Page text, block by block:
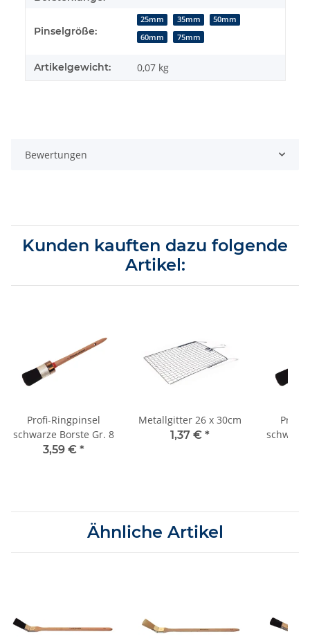
Pinselgröße:
25mm 35mm
50mm
60mm
75mm
Artikelgewicht: 0,07 kg
Bewertungen
Kunden kauften dazu folgende
Artikel:
Profi-Ringpinsel
schwarze Borste Gr. 8
3,59 € *
Metallgitter 26 x 30cm
1,37 € *
Profi-
Ähnliche Artikel